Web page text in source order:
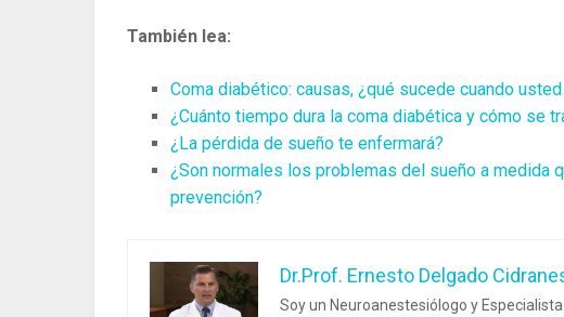
También lea:
Coma diabético: causas, ¿qué sucede cuando
¿Cuánto tiempo dura la coma diabética y cómo se
¿La pérdida de sueño te enfermará?
¿Son normales los problemas del sueño a medida
prevención?
Dr.Prof. Ernesto Delgado
Soy un Neuroanestesiólogo y